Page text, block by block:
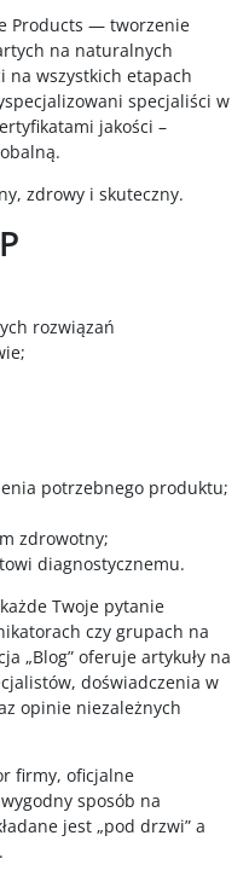
Products — tworzenie
na naturalnych
na wszystkich etapach
specjaliści w
jakości –
zdrowy i skuteczny.
rozwiązań
potrzebnego produktu;
zdrowotny;
diagnostycznemu.
Twoje pytanie
czy grupach na
„Blog” oferuje artykuły na
doświadczenia w
opinie niezależnych
firmy, oficjalne
sposób na
jest „pod drzwi” a